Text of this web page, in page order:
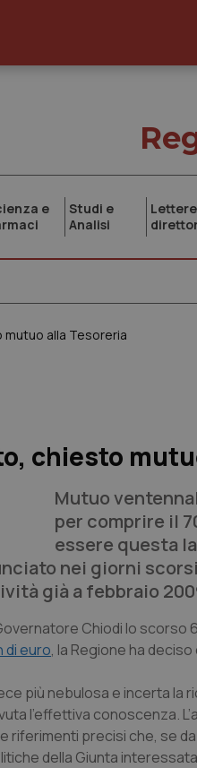
e
Studi e
Analisi
alla Tesoreria
chiesto
Mutuo
per comprire il
essere questa
nei giorni
già a febbraio
Chiodi lo scorso
di euro, la Regione ha
più nebulosa e incerta
l’effettiva conoscenza.
riferimenti precisi che, se
della Giunta